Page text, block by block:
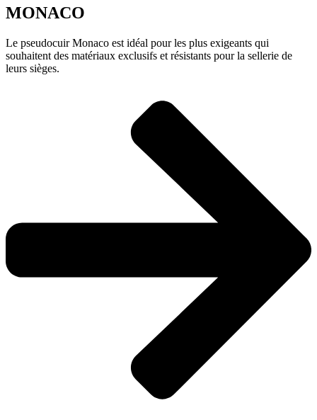
MONACO
Le pseudocuir Monaco est idéal pour les plus exigeants qui
souhaitent des matériaux exclusifs et résistants pour la sellerie de
leurs sièges.